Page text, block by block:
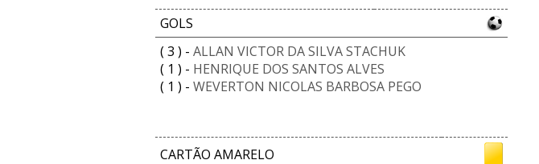
GOLS
( 3 ) - ALLAN VICTOR DA SILVA STACHUK
( 1 ) - HENRIQUE DOS SANTOS ALVES
( 1 ) - WEVERTON NICOLAS BARBOSA PEGO
CARTÃO AMARELO